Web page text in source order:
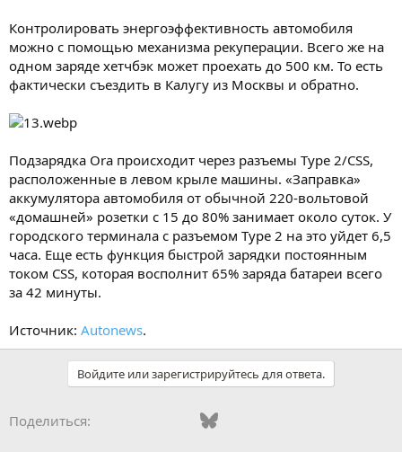
Контролировать энергоэффективность автомобиля
можно с помощью механизма рекуперации. Всего же на
одном заряде хетчбэк может проехать до 500 км. То есть
фактически съездить в Калугу из Москвы и обратно.
Подзарядка Ora происходит через разъемы Type 2/CSS,
расположенные в левом крыле машины. «Заправка»
аккумулятора автомобиля от обычной 220-вольтовой
«домашней» розетки с 15 до 80% занимает около суток. У
городского терминала с разъемом Type 2 на это уйдет 6,5
часа. Еще есть функция быстрой зарядки постоянным
током CSS, которая восполнит 65% заряда батареи всего
за 42 минуты.
Источник: Autonews.
Войдите или зарегистрируйтесь для ответа.
Поделиться: Odnoklassniki
Mail.ruBluesky